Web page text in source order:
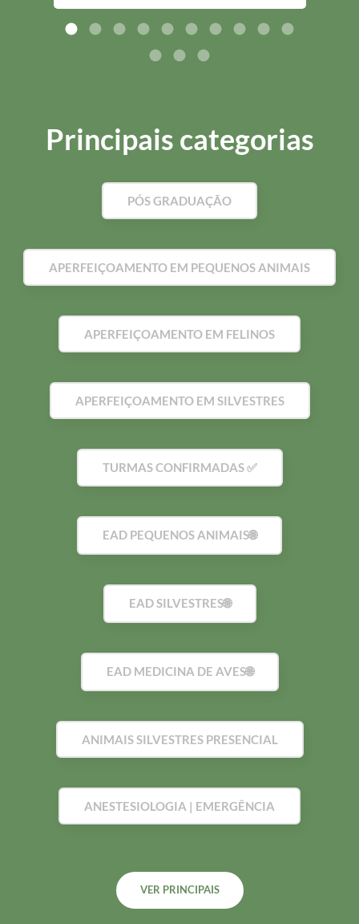
Veterinária
Principais categorias
PÓS GRADUAÇÃO
APERFEIÇOAMENTO EM PEQUENOS ANIMAIS
APERFEIÇOAMENTO EM FELINOS
APERFEIÇOAMENTO EM SILVESTRES
TURMAS CONFIRMADAS ✅
EAD PEQUENOS ANIMAIS🌐
EAD SILVESTRES🌐
EAD MEDICINA DE AVES🌐
ANIMAIS SILVESTRES PRESENCIAL
ANESTESIOLOGIA | EMERGÊNCIA
VER PRINCIPAIS